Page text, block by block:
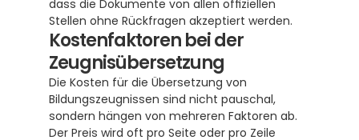
dass die Dokumente von allen offiziellen
Stellen ohne Rückfragen akzeptiert werden.
Kostenfaktoren bei der
Zeugnisübersetzung
Die Kosten für die Übersetzung von
Bildungszeugnissen sind nicht pauschal,
sondern hängen von mehreren Faktoren ab.
Der Preis wird oft pro Seite oder pro Zeile